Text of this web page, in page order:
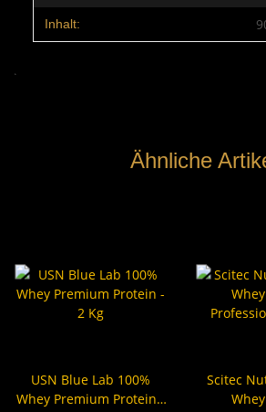
Inhalt:
Ähnliche
USN Blue Lab 100%
Whey Premium Protein -
Scitec